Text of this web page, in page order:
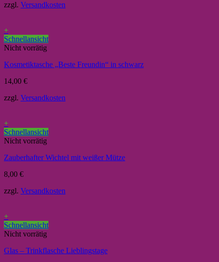
zzgl. Versandkosten
+
Schnellansicht
Nicht vorrätig
Kosmetiktasche „Beste Freundin“ in schwarz
14,00 €
zzgl. Versandkosten
+
Schnellansicht
Nicht vorrätig
Zauberhafter Wichtel mit weißer Mütze
8,00 €
zzgl. Versandkosten
+
Schnellansicht
Nicht vorrätig
Glas – Trinkflasche Lieblingstage